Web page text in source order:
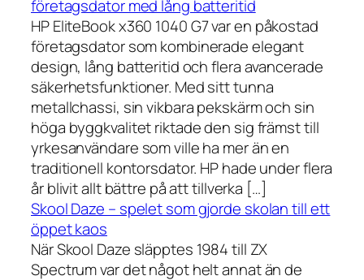
företagsdator med lång batteritid
HP EliteBook x360 1040 G7 var en påkostad
företagsdator som kombinerade elegant
design, lång batteritid och flera avancerade
säkerhetsfunktioner. Med sitt tunna
metallchassi, sin vikbara pekskärm och sin
höga byggkvalitet riktade den sig främst till
yrkesanvändare som ville ha mer än en
traditionell kontorsdator. HP hade under flera
år blivit allt bättre på att tillverka […]
Skool Daze – spelet som gjorde skolan till ett
öppet kaos
När Skool Daze släpptes 1984 till ZX
Spectrum var det något helt annat än de